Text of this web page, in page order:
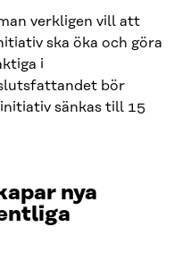
verkligen vill att
ska öka och göra
i
bör
sänkas till 15
nya